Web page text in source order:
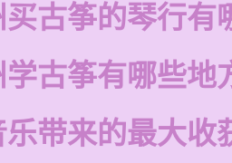
古筝的琴行有
古筝有哪些地
乐带来的最大收